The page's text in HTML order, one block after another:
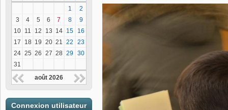
1
2
3
4 5 6 7 8
9
10 11 12 13 14 15
16
17
18 19 20 21 22
23
24 25 26 27 28 29 30
31
août 2026
Connexion utilisateur